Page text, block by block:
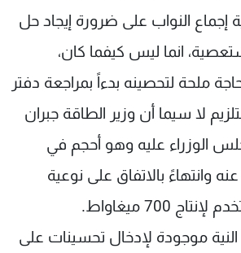
إجماع النواب على ضرورة إيجاد حل
انما ليس كيفما كان،
ملحة لتحصينه بدءاً بمراجعة دفتر
لا سيما أن وزير الطاقة جبران
الوزراء عليه وهو أحجم في
وانتهاءً بالاتفاق على نوعية
700 ميغاواط.
موجودة لإدخال تحسينات على